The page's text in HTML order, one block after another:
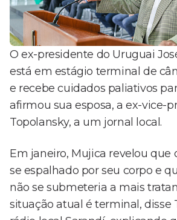
O ex-presidente do Uruguai
está em estágio terminal de
e recebe cuidados paliativos
afirmou sua esposa, a ex-vice-
Topolansky, a um jornal local.
Em janeiro, Mujica revelou que
se espalhado por seu corpo e
não se submeteria a mais
situação atual é terminal, disse